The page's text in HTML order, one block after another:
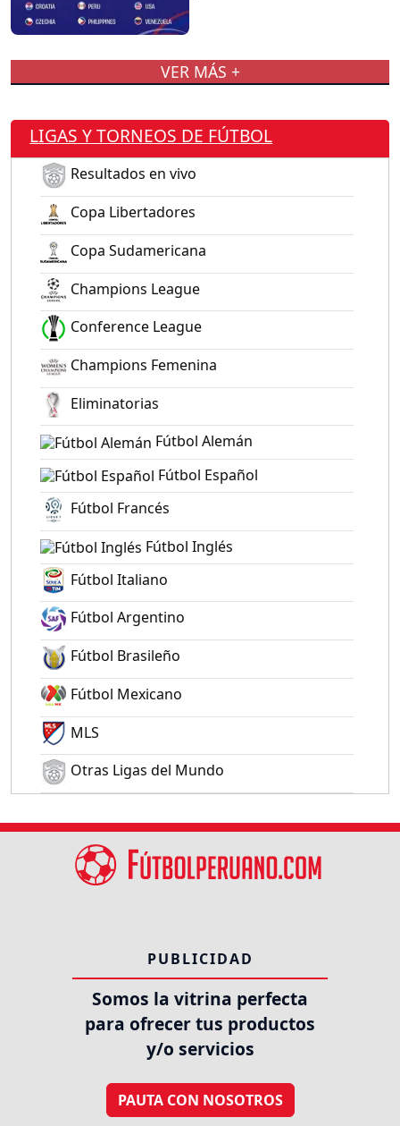
VER MÁS +
LIGAS Y TORNEOS DE FÚTBOL
Resultados en vivo
Copa Libertadores
Copa Sudamericana
Champions League
Conference League
Champions Femenina
Eliminatorias
Fútbol Alemán
Fútbol Español
Fútbol Francés
Fútbol Inglés
Fútbol Italiano
Fútbol Argentino
Fútbol Brasileño
Fútbol Mexicano
MLS
Otras Ligas del Mundo
PUBLICIDAD
Somos la vitrina perfecta
para ofrecer tus productos
y/o servicios
PAUTA CON NOSOTROS